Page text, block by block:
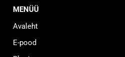
MENÜÜ
Avaleht
E-pood